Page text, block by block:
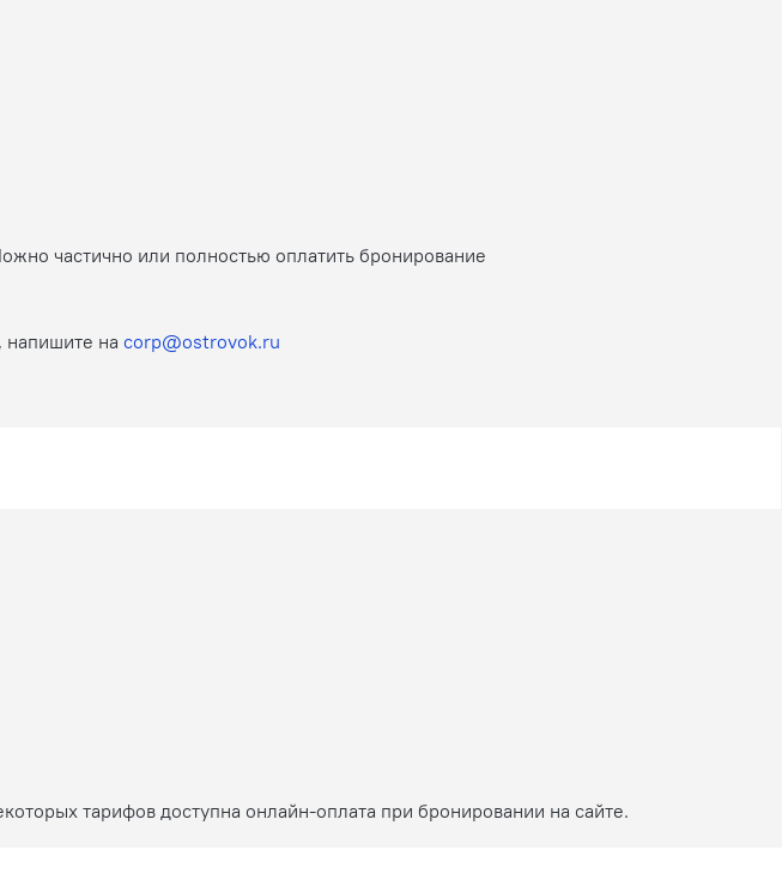
частично или полностью оплатить бронирование
напишите на corp@ostrovok.ru
тарифов доступна онлайн-оплата при бронировании на сайте.